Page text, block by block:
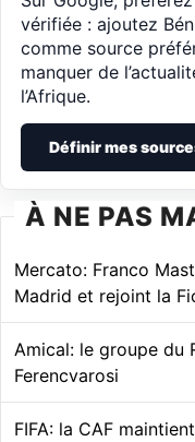
vérifiée : ajoutez
comme source
manquer de
l’Afrique.
Définir mes
À NE PAS
Mercato: Franco
Madrid et rejoint la
Amical: le groupe du
Ferencvarosi
FIFA: la CAF